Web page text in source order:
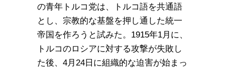
の青年トルコ党は、トルコ語を共通語
とし、宗教的な基盤を押し通した統一
帝国を作ろうと試みた。1915年1月に、
トルコのロシアに対する攻撃が失敗し
た後、4月24日に組織的な迫害が始まっ